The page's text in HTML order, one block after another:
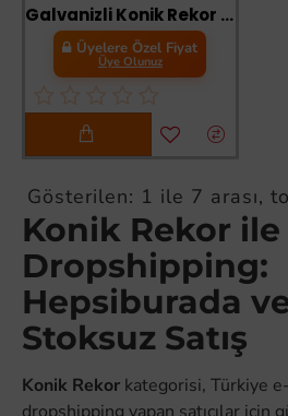
Galvanizli Konik Rekor 3 lük
Üyelere Özel Fiyat
Üye Olunuz
Gösterilen: 1 ile 7 arası,
Konik Rekor ile
Dropshipping:
Hepsiburada ve
Stoksuz Satış
Konik Rekor kategorisi, Türkiye